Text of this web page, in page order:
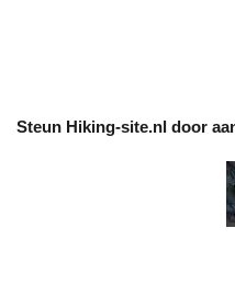
Steun Hiking-site.nl door